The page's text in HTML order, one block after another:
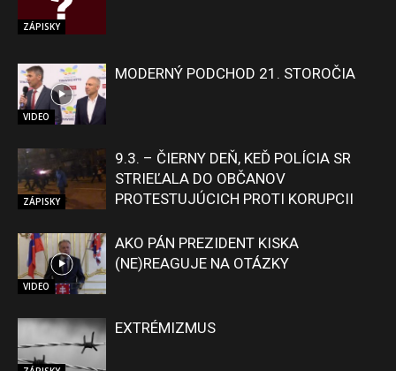
ZÁPISKY
VIDEO
MODERNÝ PODCHOD 21. STOROČIA
ZÁPISKY
9.3. – ČIERNY DEŇ, KEĎ POLÍCIA SR
STRIEĽALA DO OBČANOV
PROTESTUJÚCICH PROTI KORUPCII
VIDEO
AKO PÁN PREZIDENT KISKA
(NE)REAGUJE NA OTÁZKY
EXTRÉMIZMUS